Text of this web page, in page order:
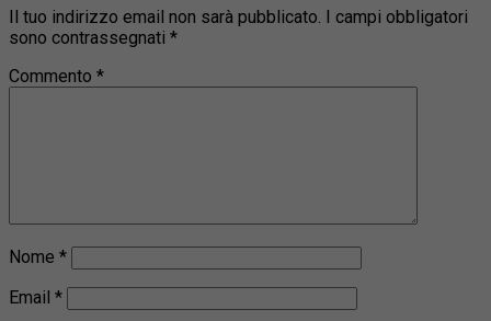
Il tuo indirizzo email non sarà pubblicato.
I campi obbligatori
sono contrassegnati *
Commento *
Nome *
Email *